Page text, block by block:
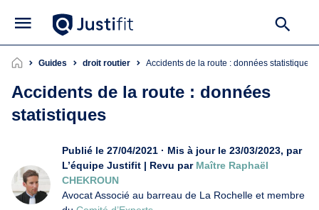
Guides droit routier Accidents de la route : données statistiques
Accidents de la route : données
statistiques
Publié le 27/04/2021 · Mis à jour le 23/03/2023, par
L’équipe Justifit | Revu par Maître Raphaël
CHEKROUN
Avocat Associé au barreau de La Rochelle et membre